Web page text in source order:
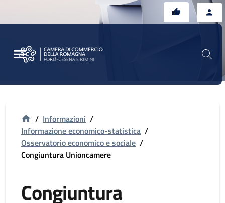
/ Informazioni /
Informazione economico-statistica /
Osservatorio economico e sociale /
Congiuntura Unioncamere
Congiuntura